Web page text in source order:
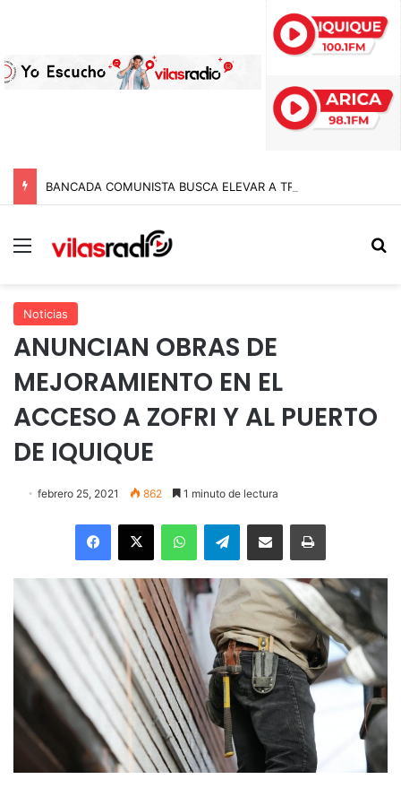
Menú
Noticias
ANUNCIAN OBRAS DE
MEJORAMIENTO EN EL
ACCESO A ZOFRI Y AL PUERTO
DE IQUIQUE
febrero 25, 2021 862 1 minuto de lectura
Facebook
X WhatsAppTelegramEnviar vía email Imprimir